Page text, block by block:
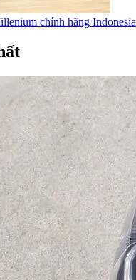
chính hãng Indonesia